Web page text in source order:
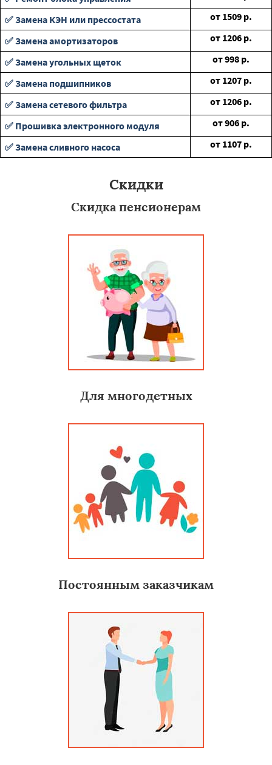
✅ Замена КЭН или прессостата
от 1509 р.
✅ Замена амортизаторов
от 1206 р.
✅ Замена угольных щеток
от998 р.
✅ Замена подшипников
от 1207 р.
✅ Замена сетевого фильтра
от 1206 р.
✅ Прошивка электронного модуля
от906 р.
✅ Замена сливного насоса
от 1107 р.
Скидки
Скидка пенсионерам
Для многодетных
Постоянным заказчикам